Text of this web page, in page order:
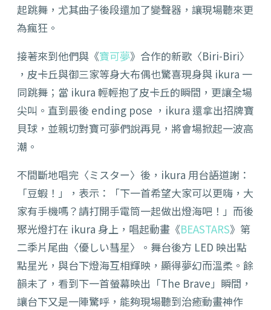
起跳舞，尤其曲子後段還加了變聲器，讓現場聽來更
為瘋狂。
接著來到他們與《寶可夢》合作的新歌〈Biri-Biri〉
，皮卡丘與御三家等身大布偶也驚喜現身與 ikura 一
同跳舞；當 ikura 輕輕抱了皮卡丘的瞬間，更讓全場
尖叫。直到最後 ending pose ，ikura 還拿出招牌寶
貝球，並親切對寶可夢們說再見，將會場掀起一波高
潮。
不間斷地唱完〈ミスター〉後，ikura 用台語道謝：
「豆蝦！」，表示：「下一首希望大家可以更嗨，大
家有手機嗎？請打開手電筒一起做出燈海吧！」而後
聚光燈打在 ikura 身上，唱起動畫《BEASTARS》第
二季片尾曲〈優しい彗星〉。舞台後方 LED 映出點
點星光，與台下燈海互相輝映，顯得夢幻而溫柔。餘
韻未了，看到下一首螢幕映出「The Brave」瞬間，
讓台下又是一陣驚呼，能夠現場聽到治癒動畫神作